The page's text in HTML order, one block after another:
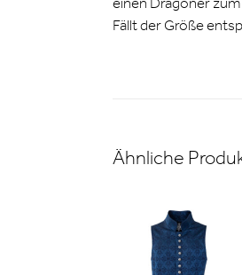
Fällt der Größe
Ähnliche